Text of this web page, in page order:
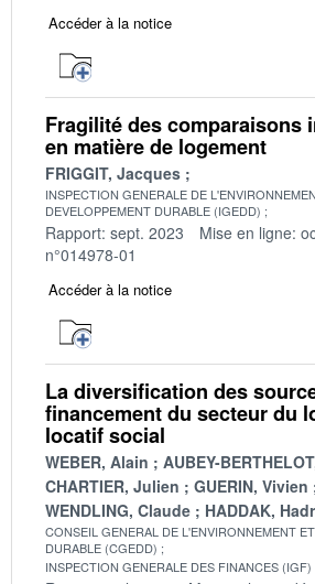
Accéder à la notice
Fragilité des comparaisons
en matière de logement
FRIGGIT, Jacques
INSPECTION GENERALE DE
DEVELOPPEMENT DURABLE (IGEDD)
Rapport: sept. 2023 Mise en ligne:
n°014978-01
Accéder à la notice
La diversification des
financement du secteur du
locatif social
WEBER, Alain
AUBEY-
CHARTIER, Julien
GUERIN, Vivien
WENDLING, Claude
HADDAK,
CONSEIL GENERAL DE L'ENVIRONNEMENT
DURABLE (CGEDD)
INSPECTION GENERALE DES FINANCES (IGF)